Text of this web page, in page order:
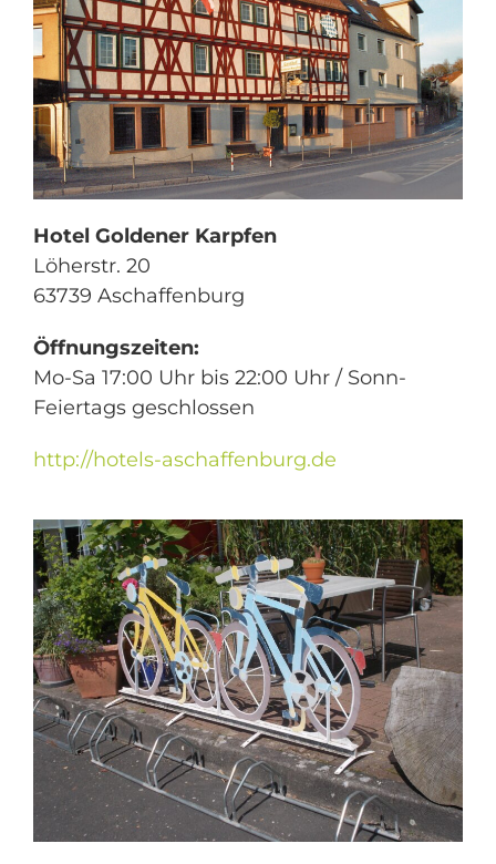
Hotel Goldener Karpfen
Löherstr. 20
63739 Aschaffenburg
Öffnungszeiten:
Mo-Sa 17:00 Uhr bis 22:00 Uhr / Sonn-
Feiertags geschlossen
http://hotels-aschaffenburg.de